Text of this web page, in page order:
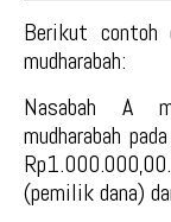
Berikut contoh
mudharabah:
Nasabah A
mudharabah
(pemilik dana)